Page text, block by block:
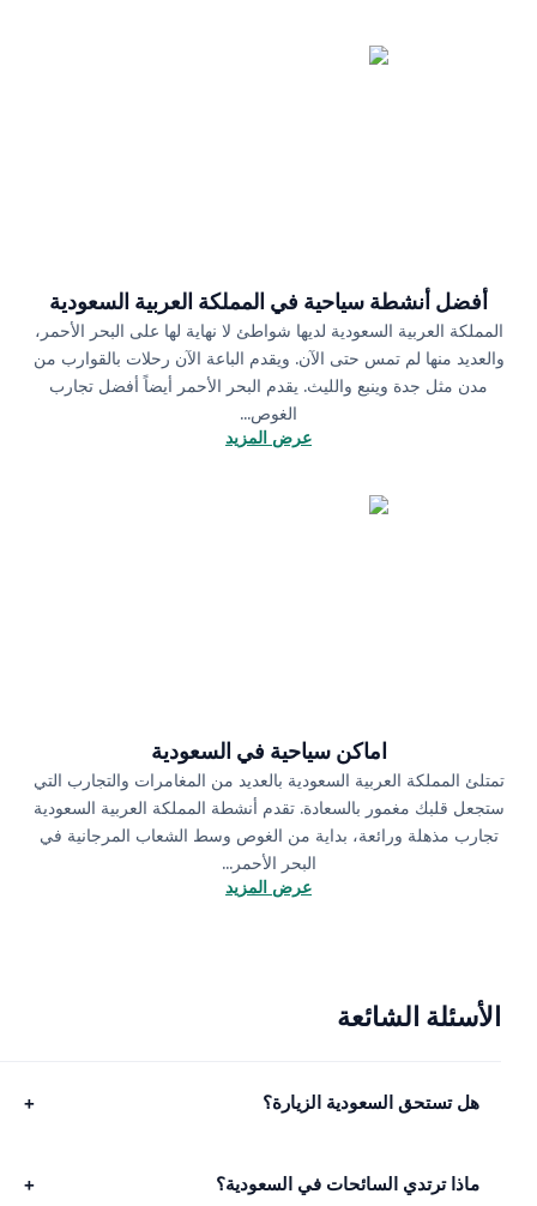
أفضل أنشطة سياحية في المملكة العربية السعودية
العربية السعودية لديها شواطئ لا نهاية لها على البحر الأحمر،
منها لم تمس حتى الآن. ويقدم الباعة الآن رحلات بالقوارب من
مدن مثل جدة وينبع والليث. يقدم البحر الأحمر أيضاً أفضل تجارب
الغوص...
عرض المزيد
اماكن سياحية في السعودية
المملكة العربية السعودية بالعديد من المغامرات والتجارب التي
قلبك مغمور بالسعادة. تقدم أنشطة المملكة العربية السعودية
تجارب مذهلة ورائعة، بداية من الغوص وسط الشعاب المرجانية في
البحر الأحمر...
عرض المزيد
الأسئلة الشائعة
هل تستحق السعودية الزيارة؟
ماذا ترتدي السائحات في السعودية؟